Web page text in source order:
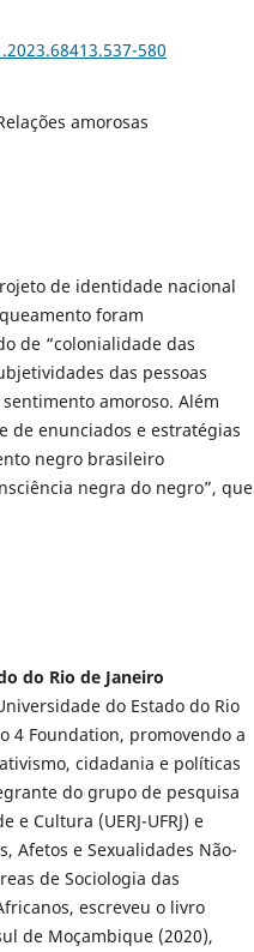
580
amorosas
de identidade nacional
foram
de “colonialidade das
das pessoas
amoroso. Além
de enunciados e estratégias
negro brasileiro
negra do negro”, que
do Rio de Janeiro
do Estado do Rio
4 Foundation, promovendo a
cidadania e políticas
do grupo de pesquisa
Cultura (UERJ-UFRJ) e
Afetos e Sexualidades Não-
de Sociologia das
escreveu o livro
de Moçambique (2020),